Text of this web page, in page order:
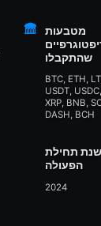
מטבעות
שהתקבלו
BTC, ETH,
USDT,
XRP, BNB,
DASH, BCH
שנת תחילת
הפעולה
2024